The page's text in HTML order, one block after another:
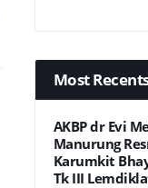
Most
AKBP dr Evi
Manurung
Karumkit
Tk III